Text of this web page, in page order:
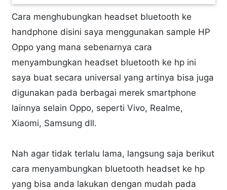
Cara menghubungkan headset bluetooth ke
handphone disini saya menggunakan sample HP
Oppo yang mana sebenarnya cara
menyambungkan headset bluetooth ke hp ini
saya buat secara universal yang artinya bisa juga
digunakan pada berbagai merek smartphone
lainnya selain Oppo, seperti Vivo, Realme,
Xiaomi, Samsung dll.
Nah agar tidak terlalu lama, langsung saja berikut
cara menyambungkan bluetooth headset ke hp
yang bisa anda lakukan dengan mudah pada